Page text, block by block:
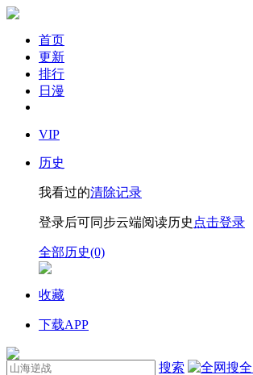
首页
更新
排行
日漫
VIP
历史
我看过的清除记录
登录后可同步云端阅读历史 点击登录
全部历史(0)
收藏
下载APP
搜索